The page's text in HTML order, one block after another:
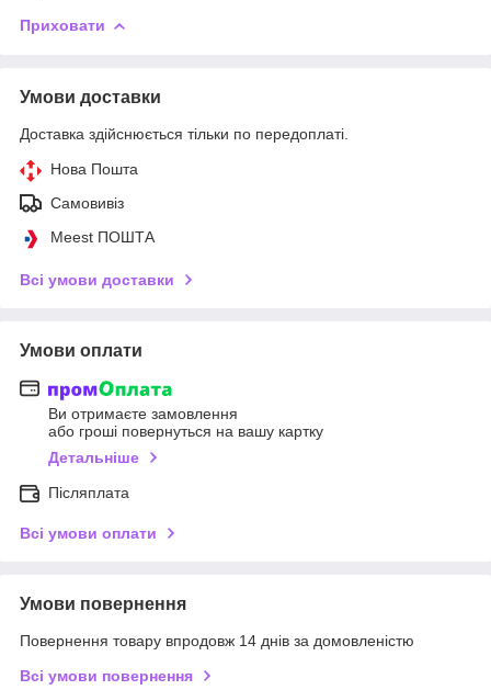
Приховати
Умови доставки
Доставка здійснюється тільки по передоплаті.
Нова Пошта
Самовивіз
Meest ПОШТА
Всі умови доставки
Умови оплати
Ви отримаєте замовлення
або гроші повернуться на вашу картку
Детальніше
Післяплата
Всі умови оплати
Умови повернення
Повернення товару впродовж 14 днів за домовленістю
Всі умови повернення